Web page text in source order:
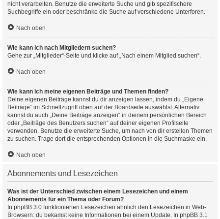
nicht verarbeiten. Benutze die erweiterte Suche und gib spezifischere
Suchbegriffe ein oder beschränke die Suche auf verschiedene Unterforen.
Nach oben
Wie kann ich nach Mitgliedern suchen?
Gehe zur „Mitglieder“-Seite und klicke auf „Nach einem Mitglied suchen“.
Nach oben
Wie kann ich meine eigenen Beiträge und Themen finden?
Deine eigenen Beiträge kannst du dir anzeigen lassen, indem du „Eigene
Beiträge“ im Schnellzugriff oben auf der Boardseite auswählst. Alternativ
kannst du auch „Deine Beiträge anzeigen“ in deinem persönlichen Bereich
oder „Beiträge des Benutzers suchen“ auf deiner eigenen Profilseite
verwenden. Benutze die erweiterte Suche, um nach von dir erstellen Themen
zu suchen. Trage dort die entsprechenden Optionen in die Suchmaske ein.
Nach oben
Abonnements und Lesezeichen
Was ist der Unterschied zwischen einem Lesezeichen und einem
Abonnements für ein Thema oder Forum?
In phpBB 3.0 funktionierten Lesezeichen ähnlich den Lesezeichen in Web-
Browsern: du bekamst keine Informationen bei einem Update. In phpBB 3.1